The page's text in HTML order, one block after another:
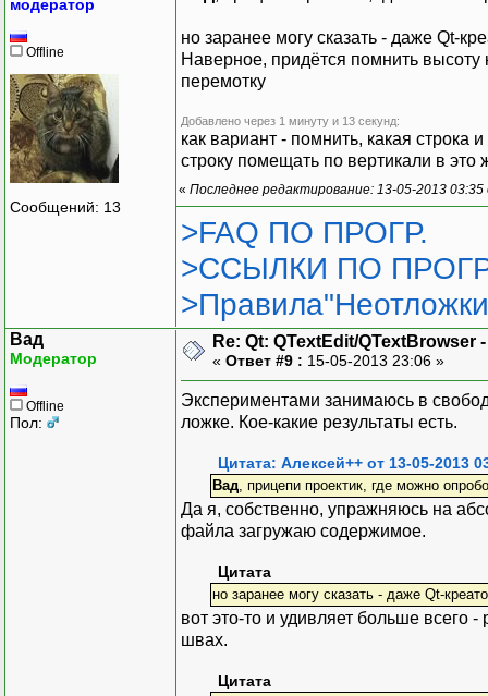
модератор
Offline
Сообщений: 13
но заранее могу сказать - даже Qt-
Наверное, придётся помнить высоту
перемотку
Добавлено через 1 минуту и 13 секунд:
как вариант - помнить, какая строка
строку помещать по вертикали в это
« Последнее редактирование: 13-05-2013
>FAQ ПО ПРОГР.
>ССЫЛКИ ПО
Вад
Модератор
Offline
Пол:
Re: Qt: QTextEdit/QTextBrowser
« Ответ #9 : 15-05-2013 23:06 »
Экспериментами занимаюсь в
ложке. Кое-какие результаты есть.
Цитата: Алексей++ от 13-05-2013
Вад, прицепи проектик, где можно
Да я, собственно, упражняюсь на
файла загружаю содержимое.
Цитата
но заранее могу сказать - даже Qt-
вот это-то и удивляет больше всего
швах.
Цитата